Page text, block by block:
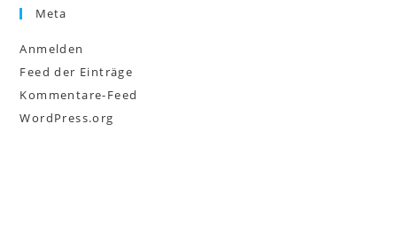
Meta
Anmelden
Feed der Einträge
Kommentare-Feed
WordPress.org